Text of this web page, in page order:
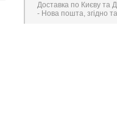
Доставка по Києву та
- Нова пошта, згідно